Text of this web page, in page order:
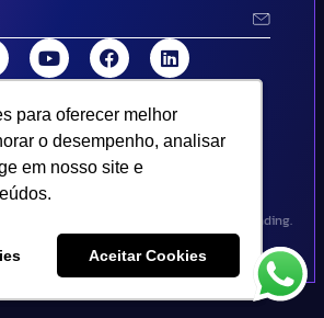
para oferecer melhor
o desempenho, analisar
em nosso site e
Aceitar Cookies
para oferecer melhor
o desempenho, analisar
em nosso site e
Aceitar Cookies
Fiscais Estratégicas. Todos os direitos
de uso e política de privacidade..
Design por Empória Branding.